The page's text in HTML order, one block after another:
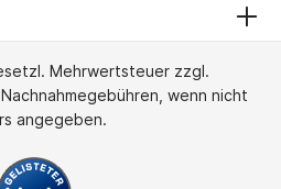
Mehrwertsteuer zzgl.
wenn nicht
angegeben.